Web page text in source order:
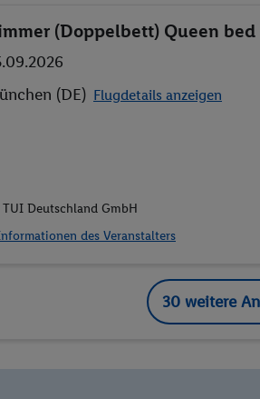
(Doppelbett) Queen bed
(DE) Flugdetails anzeigen
TUI Deutschland GmbH
des Veranstalters
30 weitere